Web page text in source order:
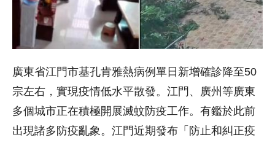
廣東省江門市基孔肯雅熱病例單日新增確診降至50
宗左右，實現疫情低水平散發。江門、廣州等廣東
多個城市正在積極開展滅蚊防疫工作。有鑑於此前
出現諸多防疫亂象。江門近期發布「防止和糾正疫